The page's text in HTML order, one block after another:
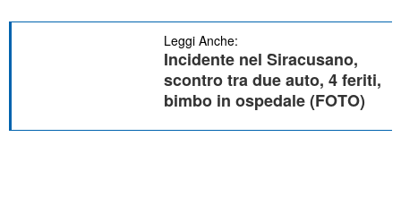
Leggi Anche:
Incidente nel Siracusano,
scontro tra due auto, 4 feriti,
bimbo in ospedale (FOTO)